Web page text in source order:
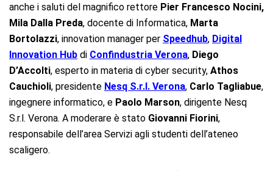
anche i saluti del magnifico rettore Pier Francesco Nocini,
Mila Dalla Preda, docente di Informatica, Marta
Bortolazzi, innovation manager per Speedhub, Digital
Innovation Hub di Confindustria Verona, Diego
D’Accolti, esperto in materia di cyber security, Athos
Cauchioli, presidente Nesq S.r.l. Verona, Carlo Tagliabue,
ingegnere informatico, e Paolo Marson, dirigente Nesq
S.r.l. Verona. A moderare è stato Giovanni Fiorini,
responsabile dell’area Servizi agli studenti dell’ateneo
scaligero.